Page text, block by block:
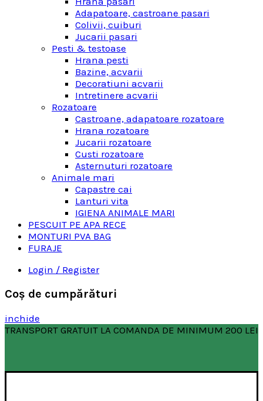
Adapatoare, castroane pasari
Colivii, cuiburi
Jucarii pasari
Pesti & testoase
Hrana pesti
Bazine, acvarii
Decoratiuni acvarii
Intretinere acvarii
Rozatoare
Castroane, adapatoare rozatoare
Hrana rozatoare
Jucarii rozatoare
Custi rozatoare
Asternuturi rozatoare
Animale mari
Capastre cai
Lanturi vita
IGIENA ANIMALE MARI
PESCUIT PE APA RECE
MONTURI PVA BAG
FURAJE
Login / Register
Coş de cumpărături
inchide
TRANSPORT GRATUIT LA COMANDA DE MINIMUM 200 LEI